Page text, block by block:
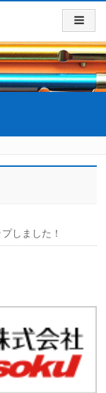
しました！